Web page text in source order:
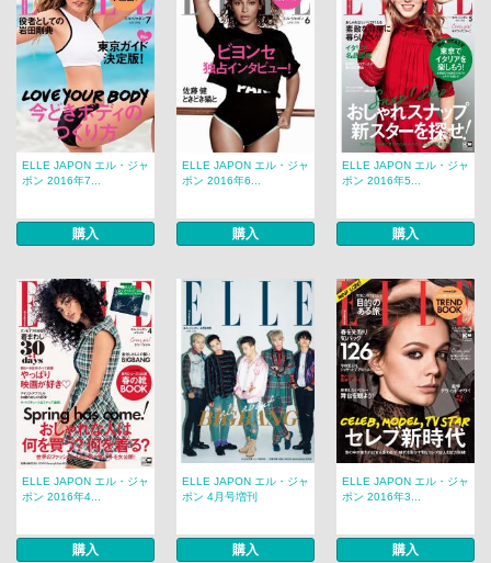
ELLE JAPON エル・ジャ
ポン 2016年7...
購入
ELLE JAPON エル・ジャ
ポン 2016年6...
購入
ELLE JAPON エル・ジャ
ポン 2016年5...
購入
ELLE JAPON エル・ジャ
ポン 2016年4...
購入
ELLE JAPON エル・ジャ
ポン 4月号増刊
購入
ELLE JAPON エル・ジャ
ポン 2016年3...
購入